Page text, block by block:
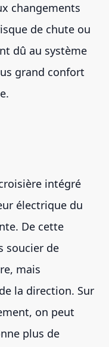
changements
de chute ou
dû au système
grand confort
intégré
électrique du
De cette
soucier de
mais
la direction. Sur
on peut
plus de